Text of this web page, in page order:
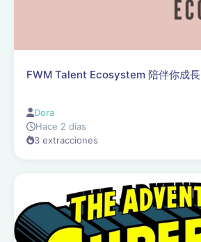
FWM Talent Ecosystem 陪伴
Dora
Hace 2 días
3 extracciones